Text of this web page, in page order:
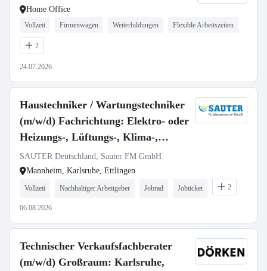
Home Office
Vollzeit Firmenwagen Weiterbildungen Flexible Arbeitszeiten
2
24.07.2026
Haustechniker / Wartungstechniker
(m/w/d) Fachrichtung: Elektro- oder
Heizungs-, Lüftungs-, Klima-,
Sanitärtechnik
SAUTER Deutschland, Sauter FM GmbH
Mannheim, Karlsruhe, Ettlingen
Vollzeit Nachhaltiger Arbeitgeber Jobrad Jobticket 2
06.08.2026
Technischer Verkaufsfachberater
(m/w/d) Großraum: Karlsruhe,